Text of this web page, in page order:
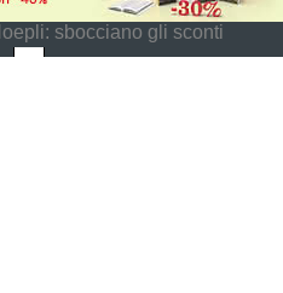
sbocciano gli sconti